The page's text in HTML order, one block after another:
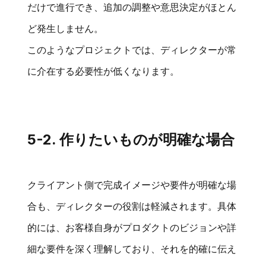
だけで進行でき、追加の調整や意思決定がほとん
ど発生しません。
このようなプロジェクトでは、ディレクターが常
に介在する必要性が低くなります。
5-2. 作りたいものが明確な場合
クライアント側で完成イメージや要件が明確な場
合も、ディレクターの役割は軽減されます。具体
的には、お客様自身がプロダクトのビジョンや詳
細な要件を深く理解しており、それを的確に伝え